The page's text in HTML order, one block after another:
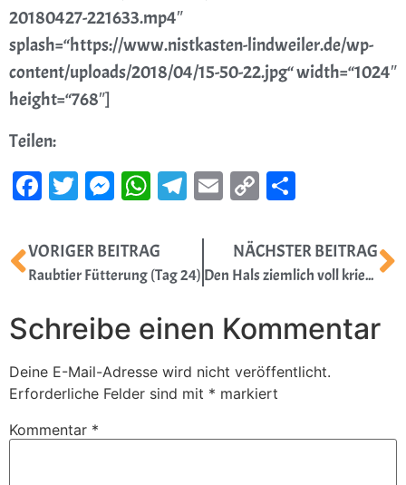
20180427-221633.mp4″
splash=“https://www.nistkasten-lindweiler.de/wp-
content/uploads/2018/04/15-50-22.jpg“ width=“1024″
height=“768″]
Teilen:
Facebook
Twitter
Messenger
WhatsApp
Telegram
Email
Copy
VORIGER BEITRAG
Raubtier Fütterung (Tag 24)
NÄCHSTER BEITRAG
Den Hals ziemlich voll kriegen (Tag 25)
Schreibe einen Kommentar
Deine E-Mail-Adresse wird nicht veröffentlicht.
Erforderliche Felder sind mit * markiert
Kommentar *